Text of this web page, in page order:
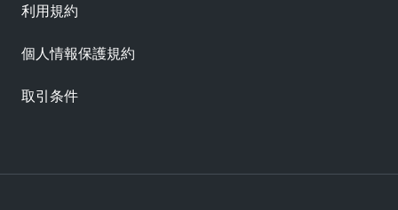
利用規約
個人情報保護規約
取引条件